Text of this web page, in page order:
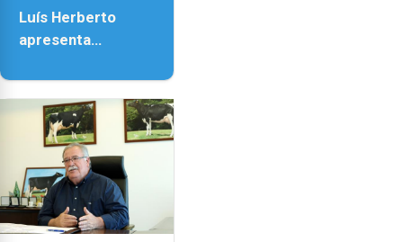
18h00.
Luís Herberto
apresenta
Paisagem’